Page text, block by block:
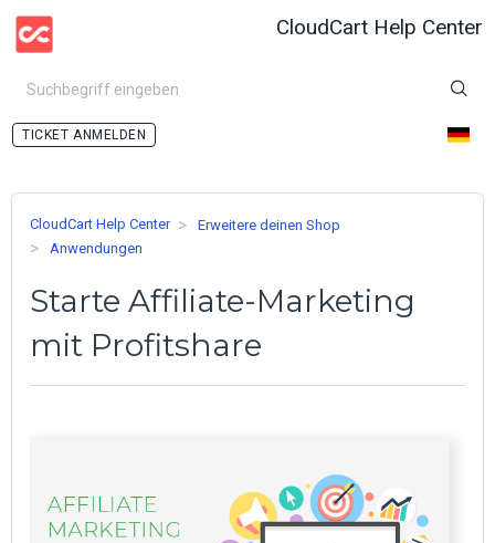
CloudCart Help Center
ANMELDEN
CloudCart Help Center
Erweitere deinen Shop
Anwendungen
Starte Affiliate-Marketing
mit Profitshare